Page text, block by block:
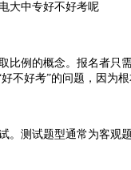
的概念。报名者只
不好考”的问题，因为根
试题型通常为客观